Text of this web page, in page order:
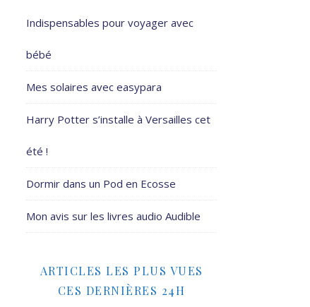
Indispensables pour voyager avec
bébé
Mes solaires avec easypara
Harry Potter s’installe à Versailles cet
été !
Dormir dans un Pod en Ecosse
Mon avis sur les livres audio Audible
ARTICLES LES PLUS VUES
CES DERNIÈRES 24H